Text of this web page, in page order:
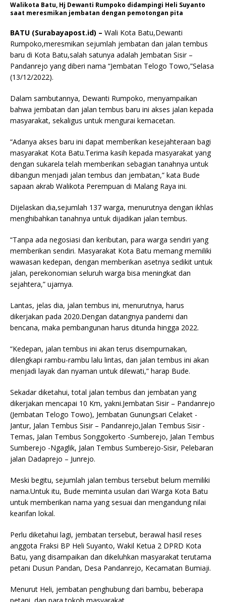
Walikota Batu, Hj Dewanti Rumpoko didampingi Heli Suyanto
saat meresmikan jembatan dengan pemotongan pita
BATU (Surabayapost.id) – Wali Kota Batu,Dewanti
Rumpoko,meresmikan sejumlah jembatan dan jalan tembus
baru di Kota Batu,salah satunya adalah Jembatan Sisir –
Pandanrejo yang diberi nama “Jembatan Telogo Towo,”Selasa
(13/12/2022).
Dalam sambutannya, Dewanti Rumpoko, menyampaikan
bahwa jembatan dan jalan tembus baru ini akses jalan kepada
masyarakat, sekaligus untuk mengurai kemacetan.
“Adanya akses baru ini dapat memberikan kesejahteraan bagi
masyarakat Kota Batu.Terima kasih kepada masyarakat yang
dengan sukarela telah memberikan sebagian tanahnya untuk
dibangun menjadi jalan tembus dan jembatan,” kata Bude
sapaan akrab Walikota Perempuan di Malang Raya ini.
Dijelaskan dia,sejumlah 137 warga, menurutnya dengan ikhlas
menghibahkan tanahnya untuk dijadikan jalan tembus.
“Tanpa ada negosiasi dan keributan, para warga sendiri yang
memberikan sendiri. Masyarakat Kota Batu memang memiliki
wawasan kedepan, dengan memberikan asetnya sedikit untuk
jalan, perekonomian seluruh warga bisa meningkat dan
sejahtera,” ujarnya.
Lantas, jelas dia, jalan tembus ini, menurutnya, harus
dikerjakan pada 2020.Dengan datangnya pandemi dan
bencana, maka pembangunan harus ditunda hingga 2022.
“Kedepan, jalan tembus ini akan terus disempurnakan,
dilengkapi rambu-rambu lalu lintas, dan jalan tembus ini akan
menjadi layak dan nyaman untuk dilewati,” harap Bude.
Sekadar diketahui, total jalan tembus dan jembatan yang
dikerjakan mencapai 10 Km, yakni.Jembatan Sisir – Pandanrejo
(Jembatan Telogo Towo), Jembatan Gunungsari Celaket -
Jantur, Jalan Tembus Sisir – Pandanrejo,Jalan Tembus Sisir -
Temas, Jalan Tembus Songgokerto -Sumberejo, Jalan Tembus
Sumberejo -Ngaglik, Jalan Tembus Sumberejo-Sisir, Pelebaran
jalan Dadaprejo – Junrejo.
Meski begitu, sejumlah jalan tembus tersebut belum memiliki
nama.Untuk itu, Bude meminta usulan dari Warga Kota Batu
untuk memberikan nama yang sesuai dan mengandung nilai
kearifan lokal.
Perlu diketahui lagi, jembatan tersebut, berawal hasil reses
anggota Fraksi BP Heli Suyanto, Wakil Ketua 2 DPRD Kota
Batu, yang disampaikan dan dikeluhkan masyarakat terutama
petani Dusun Pandan, Desa Pandanrejo, Kecamatan Bumiaji.
Menurut Heli, jembatan penghubung dari bambu, beberapa